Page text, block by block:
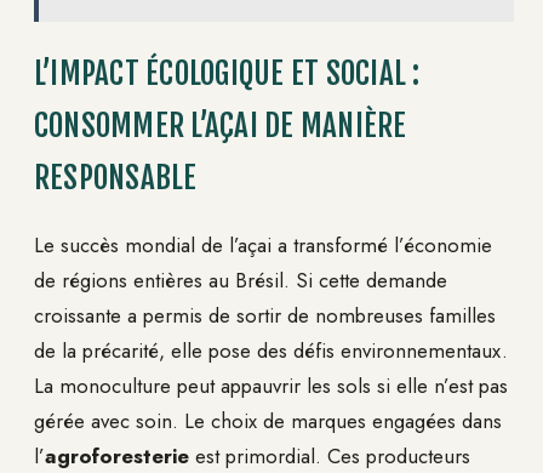
L’IMPACT ÉCOLOGIQUE ET SOCIAL :
CONSOMMER L’AÇAI DE MANIÈRE
RESPONSABLE
Le succès mondial de l’açai a transformé l’économie
de régions entières au Brésil. Si cette demande
croissante a permis de sortir de nombreuses familles
de la précarité, elle pose des défis environnementaux.
La monoculture peut appauvrir les sols si elle n’est pas
gérée avec soin. Le choix de marques engagées dans
l’agroforesterie est primordial. Ces producteurs